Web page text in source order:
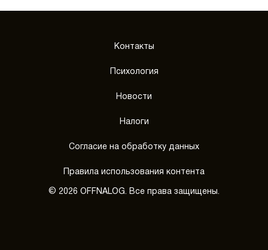
Контакты
Психология
Новости
Налоги
Согласие на обработку данных
Правила использования контента
© 2026 OFFNALOG. Все права защищены.